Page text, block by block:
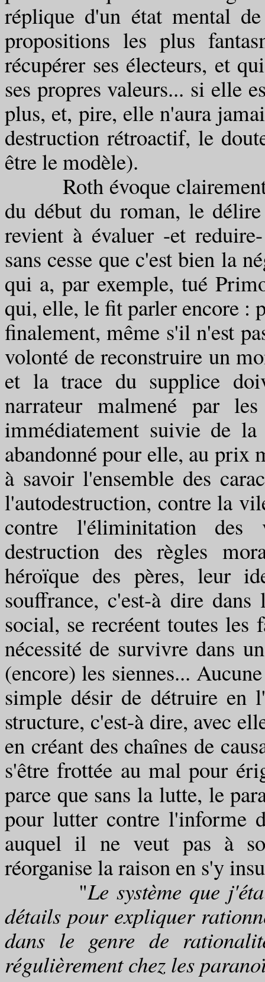
réplique d'un état mental
propositions les plus
récupérer ses électeurs, et
ses propres valeurs... si elle
plus, et, pire, elle n'aura
destruction rétroactif, le
être le modèle).
Roth évoque clairement
du début du roman, le
revient à évaluer -et
sans cesse que c'est bien la
qui a, par exemple, tué
qui, elle, le fit parler encore :
finalement, même s'il n'est
volonté de reconstruire un
et la trace du supplice
narrateur malmené par
immédiatement suivie de
abandonné pour elle, au prix
à savoir l'ensemble des
l'autodestruction, contre la
contre l'éliminitation des
destruction des règles
héroïque des pères, leur
souffrance, c'est-à dire
social, se recréent toutes les
nécessité de survivre dans
(encore) les siennes...
simple désir de détruire en
structure, c'est-à dire, avec
en créant des chaînes de
s'être frottée au mal pour
parce que sans la lutte, le
pour lutter contre l'informe
auquel il ne veut pas à
réorganise la raison en s'y
"Le système que
détails pour expliquer
dans le genre de
régulièrement chez les